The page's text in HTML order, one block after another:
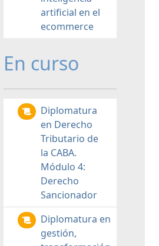
artificial en el
ecommerce
En curso
Diplomatura
en Derecho
Tributario de
la CABA.
Módulo 4:
Derecho
Sancionador
Diplomatura en
gestión,